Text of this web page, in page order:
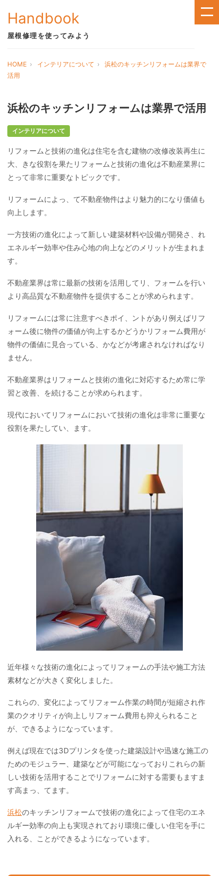
Handbook
屋根修理を使ってみよう
HOME インテリアについて
浜松のキッチンリフォームは業界で
活用
浜松のキッチンリフォームは業界で活用
インテリアについて
リフォームと技術の進化は住宅を含む建物の改修改装再生に
大、きな役割を果たリフォームと技術の進化は不動産業界に
とって非常に重要なトピックです。
リフォームによっ、て不動産物件はより魅力的になり価値も
向上します。
一方技術の進化によって新しい建築材料や設備が開発さ、れ
エネルギー効率や住み心地の向上などのメリットが生まれま
す。
不動産業界は常に最新の技術を活用してリ、フォームを行い
より高品質な不動産物件を提供することが求められます。
リフォームには常に注意すべきポイ、ントがあり例えばリフ
ォーム後に物件の価値が向上するかどうかリフォーム費用が
物件の価値に見合っている、かなどが考慮されなければなり
ません。
不動産業界はリフォームと技術の進化に対応するため常に学
習と改善、を続けることが求められます。
現代においてリフォームにおいて技術の進化は非常に重要な
役割を果たしてい、ます。
近年様々な技術の進化によってリフォームの手法や施工方法
素材などが大きく変化しました。
これらの、変化によってリフォーム作業の時間が短縮され作
業のクオリティが向上しリフォーム費用も抑えられること
が、できるようになっています。
例えば現在では3Dプリンタを使った建築設計や迅速な施工の
ためのモジュラー、建築などが可能になっておりこれらの新
しい技術を活用することでリフォームに対する需要もますま
す高まっ、てます。
浜松のキッチンリフォームで技術の進化によって住宅のエネ
ルギー効率の向上も実現されており環境に優しい住宅を手に
入れる、ことができるようになっています。